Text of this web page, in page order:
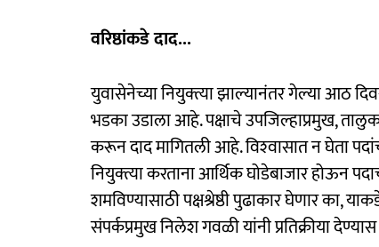
वरिष्ठांकडे दाद...
युवासेनेच्या नियुक्त्या झाल्यानंतर गेल्या आठ
भडका उडाला आहे. पक्षाचे उपजिल्हाप्रमुख,
करून दाद मागितली आहे. विश्‍वासात न घेता
नियुक्त्या करताना आर्थिक घोडेबाजार होऊन
शमविण्यासाठी पक्षश्रेष्ठी पुढाकार घेणार का,
संपर्कप्रमुख निलेश गवळी यांनी प्रतिक्रीया